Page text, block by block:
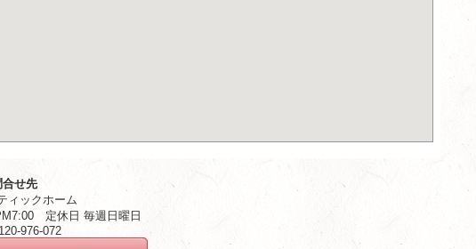
合せ先
ィックホーム
定休日 毎週日曜日
976-072